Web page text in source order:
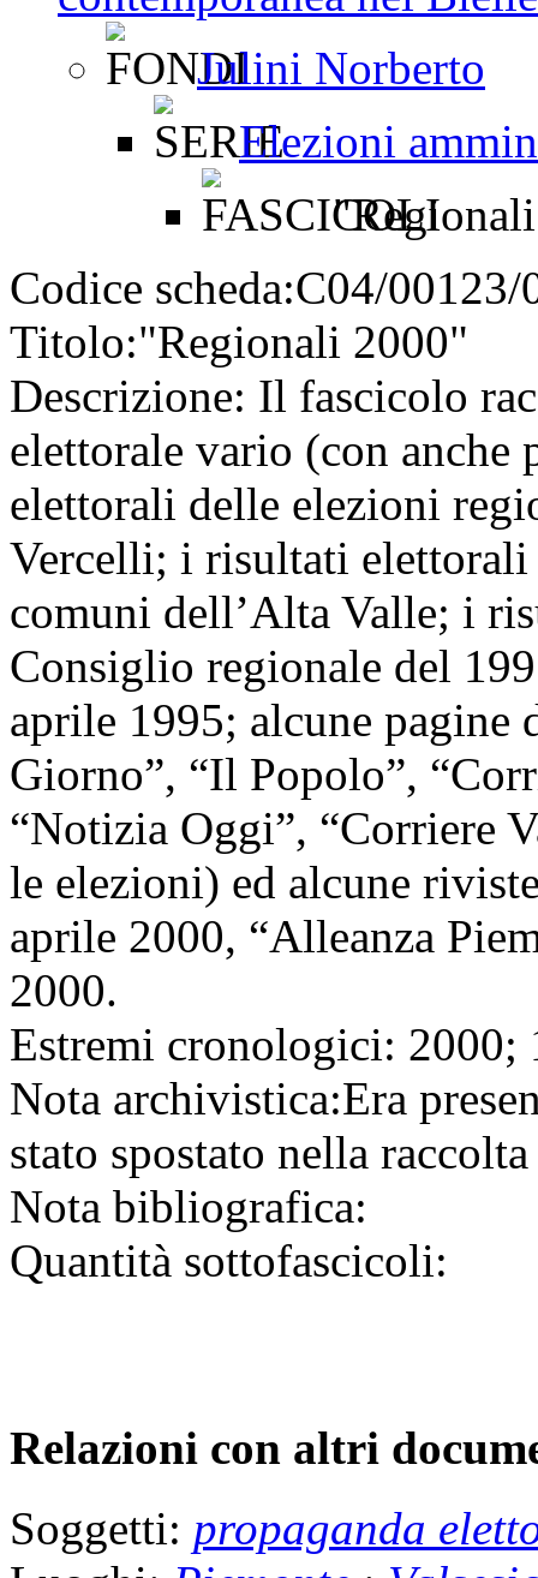
Julini Norberto
Elezioni
Codice scheda:C04/00123/
Titolo:"Regionali 2000"
Descrizione: Il fascicolo
elettorale vario (con
elettorali delle elezioni
Vercelli; i risultati elettorali
comuni dell’Alta Valle; i
Consiglio regionale del
aprile 1995; alcune pagine
Giorno”, “Il Popolo”,
“Notizia Oggi”, “Corriere
le elezioni) ed alcune
aprile 2000, “Alleanza
2000.
Estremi cronologici: 2000;
Nota archivistica:Era
stato spostato nella
Nota bibliografica:
Quantità sottofascicoli:
Relazioni con altri
Soggetti: propaganda